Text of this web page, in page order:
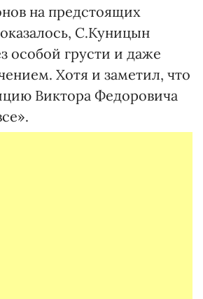
на предстоящих
С.Куницын
особой грусти и даже
Хотя и заметил, что
Виктора Федоровича